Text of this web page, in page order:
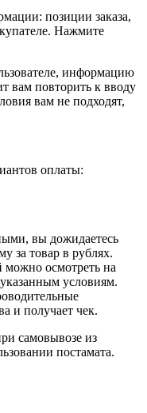
позиции заказа,
Нажмите
информацию
вам повторить к вводу
вам не подходят,
оплаты:
вы дожидаетесь
за товар в рублях.
можно осмотреть на
условиям.
и получает чек.
самовывозе из
постамата.